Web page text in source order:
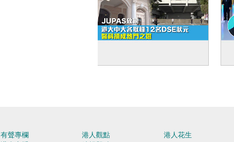
有聲專欄
港人觀點
港人花生